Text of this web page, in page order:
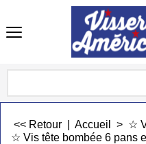
<< Retour Accueil > ☆
☆ Vis tête bombée 6 pans